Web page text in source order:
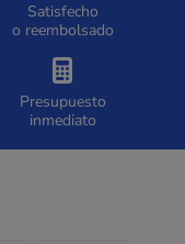
Satisfecho
o reembolsado
Presupuesto
inmediato